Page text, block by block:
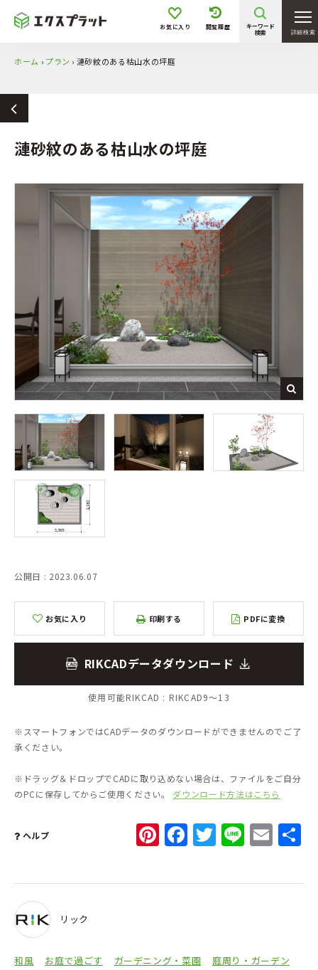
詳細検索
お気に入り 閲覧履歴
キーワード
検索
ホーム › プラン › 漣砂紋のある枯山水の坪庭
漣砂紋のある枯山水の坪庭
公開日 : 2023.06.07
お気に入り 印刷する PDFに変換
RIKCADデータダウンロード
使用可能RIKCAD : RIKCAD9～13
※スマートフォンではCADデータのダウンロードができませんのでご了
承ください。
※ドラッグ＆ドロップでCADに取り込めない場合は、ファイルをご自分
のPCに保存してからご使用ください。 ダウンロード方法はこちら
ヘルプ Pinterest
Facebook
Twitter
Line
リック
和風 お庭で過ごす ガーデニング・菜園
庭周り・ガーデン